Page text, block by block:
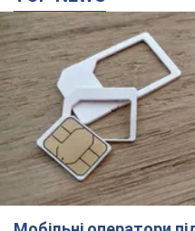
Мобільні оператори
межі", але якість
скаржитись на ціни
Чому ціни на мобільний
поліпшити якість інтернету
4 часа назад 33,9 т.
"Працюємо, щоб